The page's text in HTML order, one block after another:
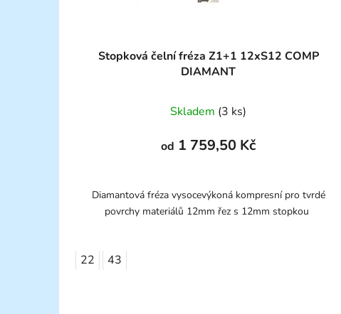
Stopková čelní fréza Z1+1 12xS12 COMP
DIAMANT
Skladem (3 ks)
od 1 759,50 Kč
Diamantová fréza vysocevýkoná kompresní pro tvrdé
povrchy materiálů 12mm řez s 12mm stopkou
22 43